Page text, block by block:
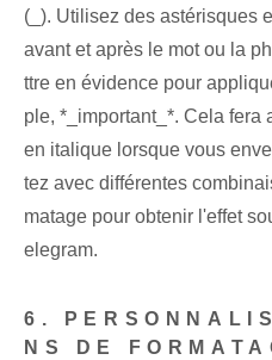
(_). Utilisez des astérisques
avant et après le mot ou la
ttre en évidence pour
ple, *_important_*. Cela fera
en italique lorsque vous
tez avec différentes⁢
matage pour obtenir⁤ l'effet
elegram.
6.
NS DE